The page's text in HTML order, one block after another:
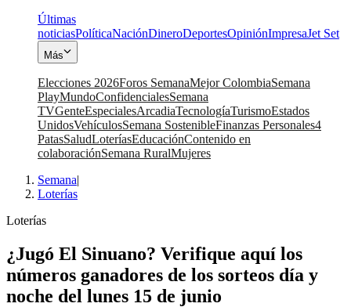
Últimas
noticiasPolíticaNaciónDineroDeportesOpiniónImpresaJet Set
Más
Elecciones 2026Foros SemanaMejor ColombiaSemana
PlayMundoConfidencialesSemana
TVGenteEspecialesArcadiaTecnologíaTurismoEstados
UnidosVehículosSemana SostenibleFinanzas Personales4
PatasSaludLoteríasEducaciónContenido en
colaboraciónSemana RuralMujeres
Semana|
Loterías
Loterías
¿Jugó El Sinuano? Verifique aquí los
números ganadores de los sorteos día y
noche del lunes 15 de junio